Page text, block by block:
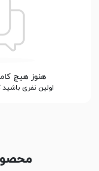
هنوز هیچ
اولین نفری